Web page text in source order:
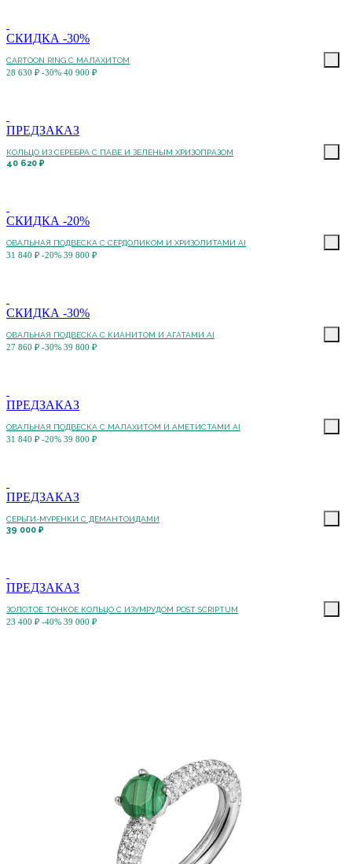
СКИДКА -30%
CARTOON RING С МАЛАХИТОМ
28 630 ₽ -30% 40 900 ₽
ПРЕДЗАКАЗ
КОЛЬЦО ИЗ СЕРЕБРА С ПАВЕ И ЗЕЛЕНЫМ ХРИЗОПРАЗОМ
40 620 ₽
СКИДКА -20%
ОВАЛЬНАЯ ПОДВЕСКА С СЕРДОЛИКОМ И ХРИЗОЛИТАМИ AI
31 840 ₽ -20% 39 800 ₽
СКИДКА -30%
ОВАЛЬНАЯ ПОДВЕСКА С КИАНИТОМ И АГАТАМИ AI
27 860 ₽ -30% 39 800 ₽
ПРЕДЗАКАЗ
ОВАЛЬНАЯ ПОДВЕСКА С МАЛАХИТОМ И АМЕТИСТАМИ AI
31 840 ₽ -20% 39 800 ₽
ПРЕДЗАКАЗ
СЕРЬГИ-МУРЕНКИ С ДЕМАНТОИДАМИ
39 000 ₽
ПРЕДЗАКАЗ
ЗОЛОТОЕ ТОНКОЕ КОЛЬЦО С ИЗУМРУДОМ POST SCRIPTUM
23 400 ₽ -40% 39 000 ₽